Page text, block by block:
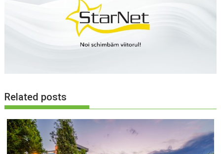
Related posts